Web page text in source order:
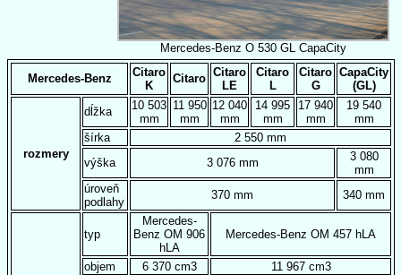
Mercedes-Benz O 530 GL CapaCity
Mercedes-Benz
Citaro
K
Citaro Citaro
LE
Citaro
L
Citaro
G
CapaCity
(GL)
rozmery
dĺžka
10 503
mm
11 950
mm
12 040
mm
14 995
mm
17 940
mm
19 540
mm
šírka
2 550 mm
výška
3 076 mm
3 080
mm
úroveň
podlahy
370 mm 340 mm
typ
Mercedes-
Benz OM 906
hLA
Mercedes-Benz OM 457 hLA
objem 6 370 cm3
11 967 cm3